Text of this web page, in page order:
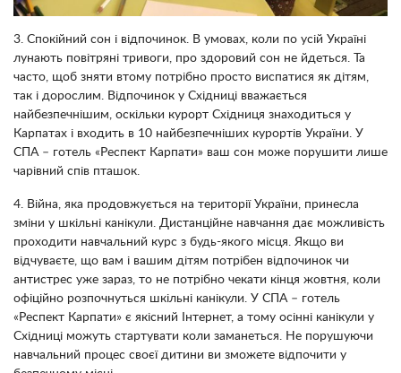
3. Спокійний сон і відпочинок. В умовах, коли по усій Україні
лунають повітряні тривоги, про здоровий сон не йдеться. Та
часто, щоб зняти втому потрібно просто виспатися як дітям,
так і дорослим. Відпочинок у Східниці вважається
найбезпечнішим, оскільки курорт Східниця знаходиться у
Карпатах і входить в 10 найбезпечніших курортів України. У
СПА – готель «Респект Карпати» ваш сон може порушити лише
чарівний спів пташок.
4. Війна, яка продовжується на території України, принесла
зміни у шкільні канікули. Дистанційне навчання дає можливість
проходити навчальний курс з будь-якого місця. Якщо ви
відчуваєте, що вам і вашим дітям потрібен відпочинок чи
антистрес уже зараз, то не потрібно чекати кінця жовтня, коли
офіційно розпочнуться шкільні канікули. У СПА – готель
«Респект Карпати» є якісний Інтернет, а тому осінні канікули у
Східниці можуть стартувати коли заманеться. Не порушуючи
навчальний процес своєї дитини ви зможете відпочити у